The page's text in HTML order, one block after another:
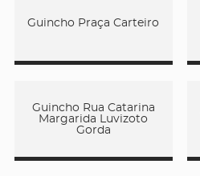
Guincho Praça Carteiro
Guincho Rua Catarina
Margarida Luvizoto
Gorda